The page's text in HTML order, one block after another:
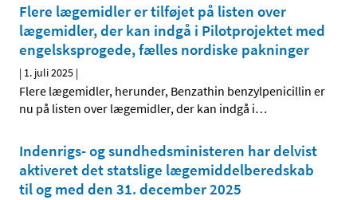
Flere lægemidler er tilføjet på listen over
lægemidler, der kan indgå i Pilotprojektet med
engelsksprogede, fælles nordiske pakninger
| 1. juli 2025 |
Flere lægemidler, herunder, Benzathin benzylpenicillin er
nu på listen over lægemidler, der kan indgå i…
Indenrigs- og sundhedsministeren har delvist
aktiveret det statslige lægemiddelberedskab
til og med den 31. december 2025